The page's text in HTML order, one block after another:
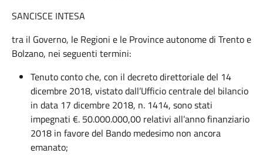
SANCISCE INTESA
tra il Governo, le Regioni e le Province autonome di Trento e
Bolzano, nei seguenti termini:
Tenuto conto che, con il decreto direttoriale del 14
dicembre 2018, vistato dall’Ufficio centrale del bilancio
in data 17 dicembre 2018, n. 1414, sono stati
impegnati €. 50.000.000,00 relativi all’anno finanziario
2018 in favore del Bando medesimo non ancora
emanato;